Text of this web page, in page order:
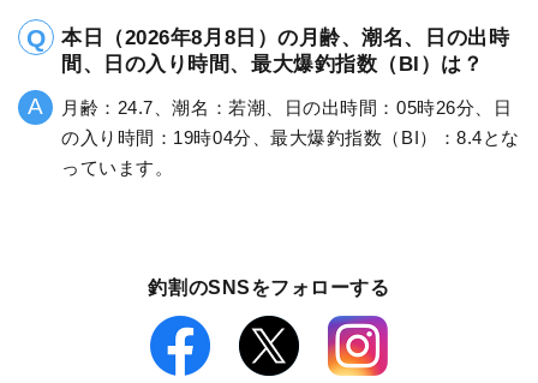
本日（2026年8月8日）の月齢、潮名、日の出時
間、日の入り時間、最大爆釣指数（BI）は？
月齢：24.7、潮名：若潮、日の出時間：05時26分、日
の入り時間：19時04分、最大爆釣指数（BI）：8.4とな
っています。
釣割のSNSをフォローする